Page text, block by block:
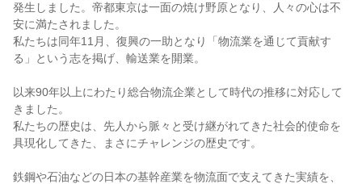
発生しました。帝都東京は一面の焼け野原となり、人々の心は不
安に満たされました。
私たちは同年11月、復興の一助となり「物流業を通じて貢献す
る」という志を掲げ、輸送業を開業。
以来90年以上にわたり総合物流企業として時代の推移に対応して
きました。
私たちの歴史は、先人から脈々と受け継がれてきた社会的使命を
具現化してきた、まさにチャレンジの歴史です。
鉄鋼や石油などの日本の基幹産業を物流面で支えてきた実績を、